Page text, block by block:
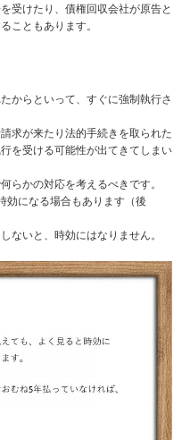
受けたり、債権回収会社が原告と
こともあります。
からといって、すぐに強制執行さ
求が来たり法的手続きを取られた
を受ける可能性が出てきてしまい
らかの対応を考えるべきです。
効になる場合もあります（後
ないと、時効にはなりません。